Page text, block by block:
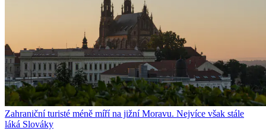
Zahraniční turisté méně míří na jižní Moravu. Nejvíce však stále
láká Slováky